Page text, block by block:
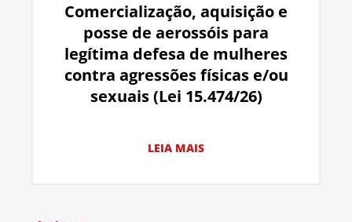
Comercialização, aquisição e
posse de aerossóis para
legítima defesa de mulheres
contra agressões físicas e/ou
sexuais (Lei 15.474/26)
LEIA MAIS